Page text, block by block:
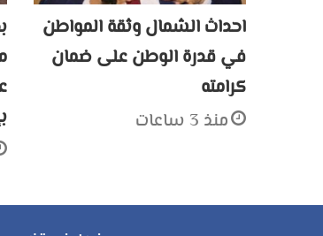
احداث الشمال وثقة المواطن
في قدرة الوطن على ضمان
كرامته
منذ 3 ساعات